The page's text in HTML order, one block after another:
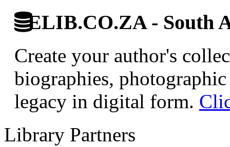
ELIB.CO.ZA - South
Create your author's
biographies,
legacy in digital form.
Library Partners